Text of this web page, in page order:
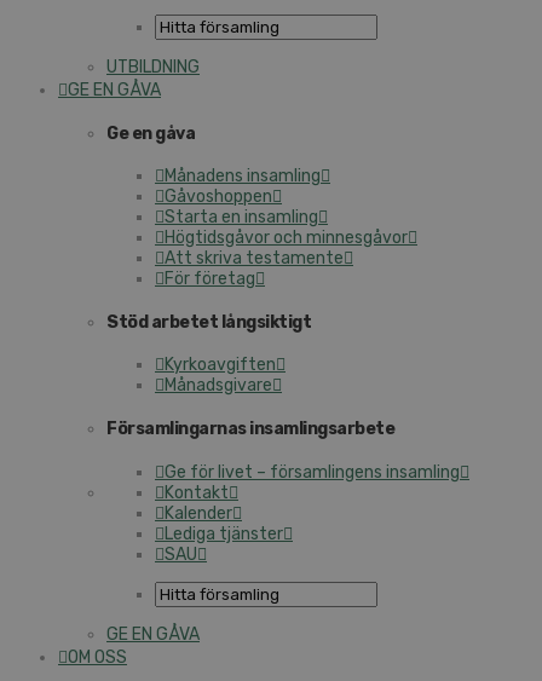
UTBILDNING
GE EN GÅVA
Ge en gåva
Månadens insamling
Gåvoshoppen
Starta en insamling
Högtidsgåvor och minnesgåvor
Att skriva testamente
För företag
Stöd arbetet långsiktigt
Kyrkoavgiften
Månadsgivare
Församlingarnas insamlingsarbete
Ge för livet – församlingens insamling
Kontakt
Kalender
Lediga tjänster
SAU
GE EN GÅVA
OM OSS